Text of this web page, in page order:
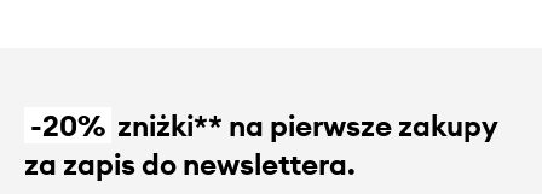
-20% zniżki** na pierwsze zakupy
za zapis do newslettera.